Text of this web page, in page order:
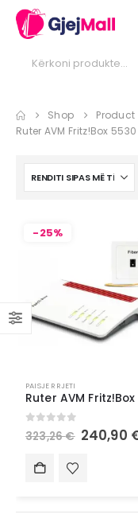
Shop
Ruter AVM Fritz!Box
-25%
PAISJE RRJETI
out of 5
323,26€ 240,90